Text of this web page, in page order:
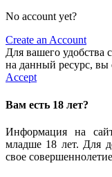
No account yet?
Create an Account
Для вашего удобства
на данный ресурс, вы
Accept
Вам есть 18 лет?
Информация на
младше 18 лет. Для
свое